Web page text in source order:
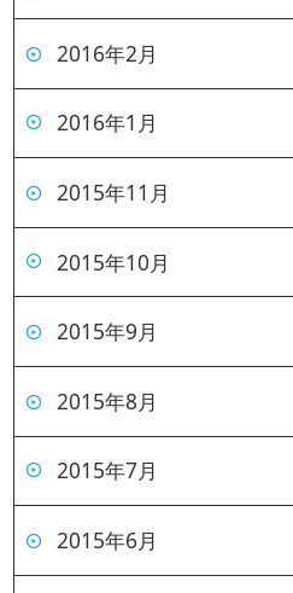
2016年2月
2016年1月
2015年11月
2015年10月
2015年9月
2015年8月
2015年7月
2015年6月